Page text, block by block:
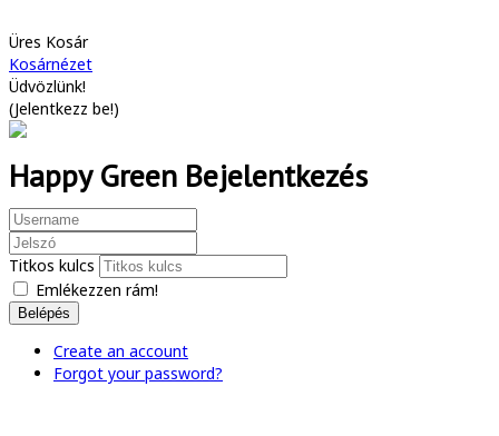
Üres Kosár
Kosárnézet
Üdvözlünk!
(Jelentkezz be!)
Happy Green Bejelentkezés
Titkos kulcs
Emlékezzen rám!
Belépés
Create an account
Forgot your password?